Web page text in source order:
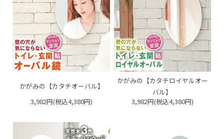
かがみの【カタチオーバル】
3,982円(税込4,380円)
かがみの【カタチロイヤルオー
バル】
3,982円(税込4,380円)